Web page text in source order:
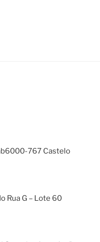
767 Castelo
Rua G – Lote 60